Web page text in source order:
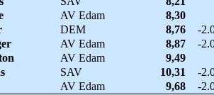
AV Edam
8,30
DEM 8,76
-
AV Edam 8,87
-
AV Edam
9,49
SAV 10,31
-
AV Edam 9,68 -